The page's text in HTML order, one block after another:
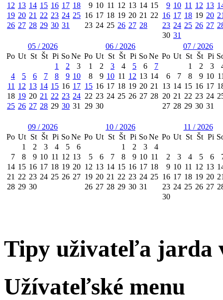
12 13 14 15 16 17 18
19 20 21 22 23 24 25
26 27 28 29 30 31
9 10 11 12 13 14 15
16 17 18 19 20 21 22
23 24 25 26 27 28
9 10 11 12 13
16 17 18 19 20
23 24 25 26 27
30 31
05 / 2026
Po Ut St Št Pi SoNe
1
2
3
4
5 6 7 8 9 10
11 12 13 14 15 16 17
18 19 20 21 22 23 24
25 26 27 28 29 30 31
06 / 2026
Po Ut St Št Pi SoNe
1
2 3 4 5 6
7
8
9 10 11 12 13 14
15 16 17 18 19 20 21
22 23 24 25 26 27 28
29 30
07 / 2026
Po Ut St Št Pi
1
2 3
6
7 8 9 10
13 14 15 16 17
20 21 22 23 24
27 28 29 30 31
09 / 2026
Po Ut St Št Pi SoNe
1
2 3 4 5
6
7
8 9 10 11 12 13
14 15 16 17 18 19 20
21 22 23 24 25 26 27
28 29 30
10 / 2026
Po Ut St Št Pi SoNe
1
2 3
4
5
6 7 8 9 10 11
12 13 14 15 16 17 18
19 20 21 22 23 24 25
26 27 28 29 30 31
11 / 2026
Po Ut St Št Pi
2 3 4 5 6
9 10 11 12 13
16 17 18 19 20
23 24 25 26 27
30
Tipy uživateľa jarda
Užívateľské menu